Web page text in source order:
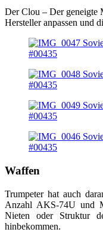
Der Clou – Der geneigte
Hersteller anpassen und
Waffen
Trumpeter hat auch
Anzahl AKS-74U und
Nieten oder Struktur
hinbekommen.